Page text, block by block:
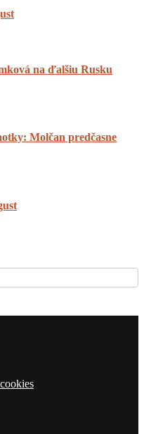
na ďalšiu Rusku
Molčan predčasne